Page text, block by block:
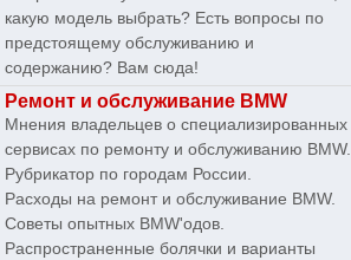
какую модель выбрать? Есть вопросы по
предстоящему обслуживанию и
содержанию? Вам сюда!
Ремонт и обслуживание BMW
Мнения владельцев о специализированных
сервисах по ремонту и обслуживанию BMW.
Рубрикатор по городам России.
Расходы на ремонт и обслуживание BMW.
Советы опытных BMW'одов.
Распространенные болячки и варианты